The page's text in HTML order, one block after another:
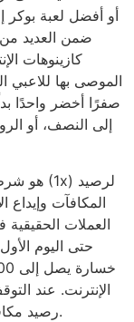
ضمن العديد من
كازينوهات
الموصى بها للاعبي
صفرًا أخضر واحدًا
إلى النصف، أو
المكافآت وإيداع
العملات
الإنترنت. عند
رصيد مكافآت إضافي (بحد أقصى 1000 دولار أمريكي).